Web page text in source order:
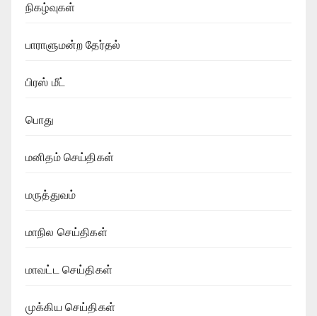
நிகழ்வுகள்
பாராளுமன்ற தேர்தல்
பிரஸ் மீட்
பொது
மனிதம் செய்திகள்
மருத்துவம்
மாநில செய்திகள்
மாவட்ட செய்திகள்
முக்கிய செய்திகள்